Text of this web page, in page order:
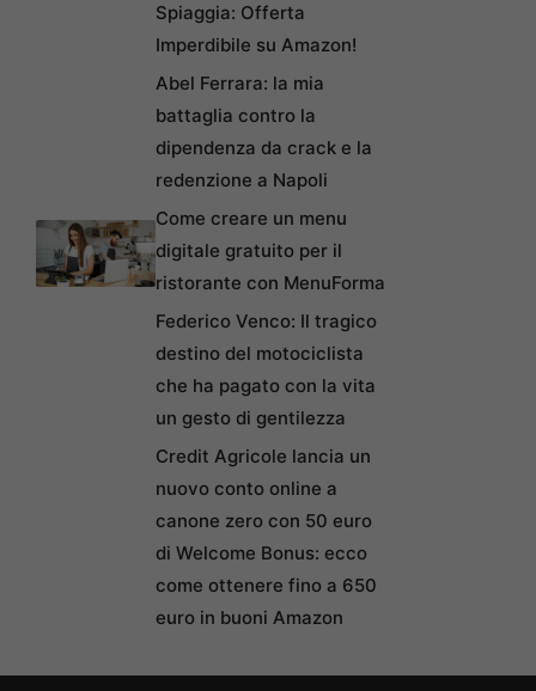
Spiaggia: Offerta
Imperdibile su Amazon!
Abel Ferrara: la mia
battaglia contro la
dipendenza da crack e la
redenzione a Napoli
Come creare un menu
digitale gratuito per il
ristorante con MenuForma
Federico Venco: Il tragico
destino del motociclista
che ha pagato con la vita
un gesto di gentilezza
Credit Agricole lancia un
nuovo conto online a
canone zero con 50 euro
di Welcome Bonus: ecco
come ottenere fino a 650
euro in buoni Amazon